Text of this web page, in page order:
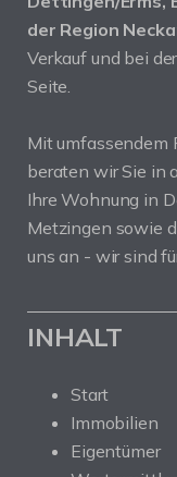
der Region
Verkauf und bei
Seite.
Mit umfassendem
beraten wir Sie in
Ihre Wohnung in
Metzingen sowie
uns an - wir sind
INHALT
Start
Immobilien
Eigentümer